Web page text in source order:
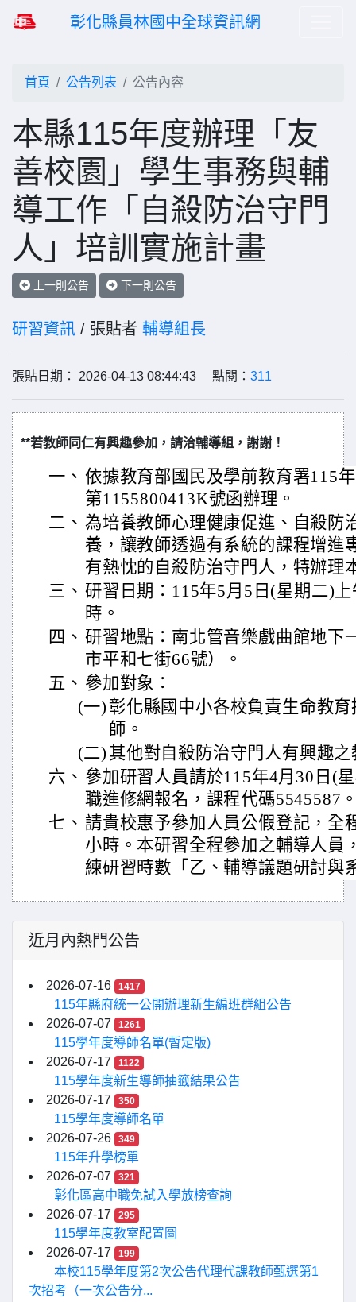
彰化縣員林國中全球資訊網
首頁 公告列表 公告內容
本縣115年度辦理「友
善校園」學生事務與輔
導工作「自殺防治守門
人」培訓實施計畫
上一則公告 下一則公告
研習資訊 / 張貼者 輔導組長
張貼日期： 2026-04-13 08:44:43 點閱： 311
**若教師同仁有興趣參加，請洽輔導組，謝謝！
一、 依據教育部國民及學前教育署115
第1155800413K號函辦理。
二、 為培養教師心理健康促進、自殺防
養，讓教師透過有系統的課程增進
有熱忱的自殺防治守門人，特辦理
三、 研習日期：115年5月5日(星期二)
時。
四、 研習地點：南北管音樂戲曲館地下
市平和七街66號）。
五、 參加對象：
(一)彰化縣國中小各校負責生命教
師。
(二) 其他對自殺防治守門人有興趣之
六、 參加研習人員請於115年4月30日(
職進修網報名，課程代碼5545587
七、 請貴校惠予參加人員公假登記，全
小時。本研習全程參加之輔導人員
練研習時數「乙、輔導議題研討與
近月內熱門公告
2026-07-16 1417
115年縣府統一公開辦理新生編班群組公告
2026-07-07
1261
115學年度導師名單(暫定版)
2026-07-17
1122
115學年度新生導師抽籤結果公告
2026-07-17
350
115學年度導師名單
2026-07-26
349
115年升學榜單
2026-07-07
321
彰化區高中職免試入學放榜查詢
2026-07-17
295
115學年度教室配置圖
2026-07-17
199
本校115學年度第2次公告代理代課教師甄選第1
次招考（一次公告分...